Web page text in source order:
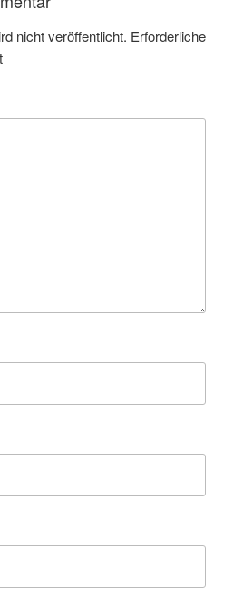
nicht veröffentlicht. Erforderliche